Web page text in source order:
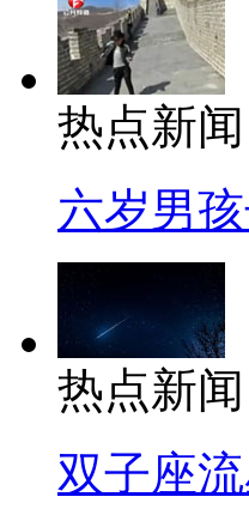
热点新闻
六岁男
热点新闻
双子座